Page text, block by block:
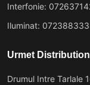
Interfonie:
Iluminat:
Urmet
Drumul Intre Tarlale